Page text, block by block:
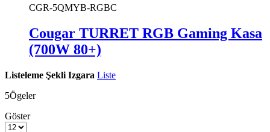
CGR-5QMYB-RGBC
Cougar TURRET RGB Gaming Kasa
(700W 80+)
Listeleme Şekli Izgara Liste
5Ögeler
Göster